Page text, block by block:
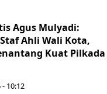
Agus Mulyadi:
Ahli Wali Kota,
Kuat Pilkada
10:12